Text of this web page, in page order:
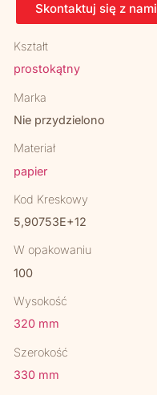
Skontaktuj się z nami
Kształt
prostokątny
Marka
Nie przydzielono
Materiał
papier
Kod Kreskowy
5,90753E+12
W opakowaniu
100
Wysokość
320 mm
Szerokość
330 mm